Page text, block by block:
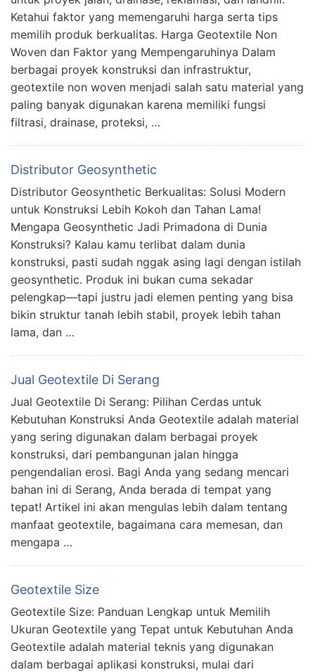
Ketahui faktor yang memengaruhi harga serta tips
memilih produk berkualitas. Harga Geotextile Non
Woven dan Faktor yang Mempengaruhinya Dalam
berbagai proyek konstruksi dan infrastruktur,
geotextile non woven menjadi salah satu material yang
paling banyak digunakan karena memiliki fungsi
filtrasi, drainase, proteksi, …
Distributor Geosynthetic
Distributor Geosynthetic Berkualitas: Solusi Modern
untuk Konstruksi Lebih Kokoh dan Tahan Lama!
Mengapa Geosynthetic Jadi Primadona di Dunia
Konstruksi? Kalau kamu terlibat dalam dunia
konstruksi, pasti sudah nggak asing lagi dengan istilah
geosynthetic. Produk ini bukan cuma sekadar
pelengkap—tapi justru jadi elemen penting yang bisa
bikin struktur tanah lebih stabil, proyek lebih tahan
lama, dan …
Jual Geotextile Di Serang
Jual Geotextile Di Serang: Pilihan Cerdas untuk
Kebutuhan Konstruksi Anda Geotextile adalah material
yang sering digunakan dalam berbagai proyek
konstruksi, dari pembangunan jalan hingga
pengendalian erosi. Bagi Anda yang sedang mencari
bahan ini di Serang, Anda berada di tempat yang
tepat! Artikel ini akan mengulas lebih dalam tentang
manfaat geotextile, bagaimana cara memesan, dan
mengapa …
Geotextile Size
Geotextile Size: Panduan Lengkap untuk Memilih
Ukuran Geotextile yang Tepat untuk Kebutuhan Anda
Geotextile adalah material teknis yang digunakan
dalam berbagai aplikasi konstruksi, mulai dari